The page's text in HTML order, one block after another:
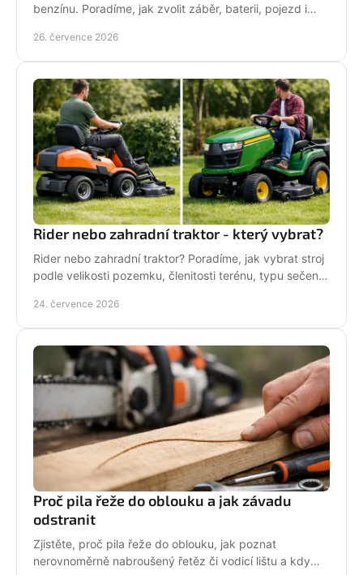
benzínu. Poradíme, jak zvolit záběr, baterii, pojezd i
26. července 2026
Rider nebo zahradní traktor - který vybrat?
Rider nebo zahradní traktor? Poradíme, jak vybrat stroj
podle velikosti pozemku, členitosti terénu, typu sečení
24. července 2026
Proč pila řeže do oblouku a jak závadu
odstranit
Zjistěte, proč pila řeže do oblouku, jak poznat
nerovnoměrně nabroušený řetěz či vodicí lištu a kdy